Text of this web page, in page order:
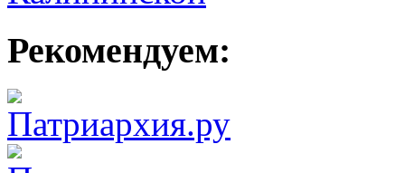
Рекомендуем: